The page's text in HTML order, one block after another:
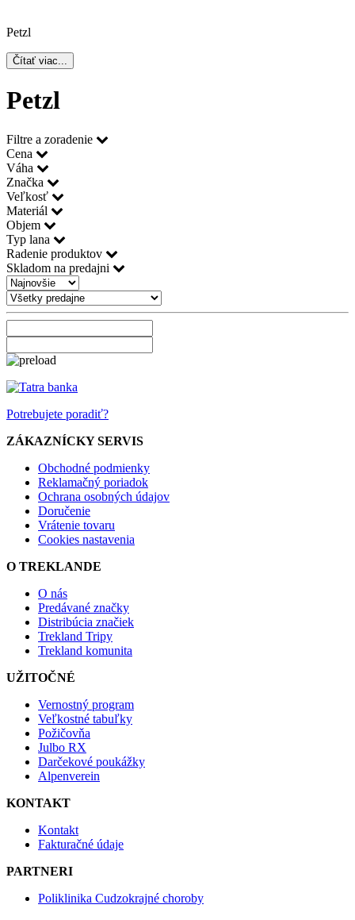
Petzl
Čítať viac...
Petzl
Filtre a zoradenie
Cena
Váha
Značka
Veľkosť
Materiál
Objem
Typ lana
Radenie produktov
Skladom na predajni
Potrebujete poradiť?
ZÁKAZNÍCKY SERVIS
Obchodné podmienky
Reklamačný poriadok
Ochrana osobných údajov
Doručenie
Vrátenie tovaru
Cookies nastavenia
O TREKLANDE
O nás
Predávané značky
Distribúcia značiek
Trekland Tripy
Trekland komunita
UŽITOČNÉ
Vernostný program
Veľkostné tabuľky
Požičovňa
Julbo RX
Darčekové poukážky
Alpenverein
KONTAKT
Kontakt
Fakturačné údaje
PARTNERI
Poliklinika Cudzokrajné choroby